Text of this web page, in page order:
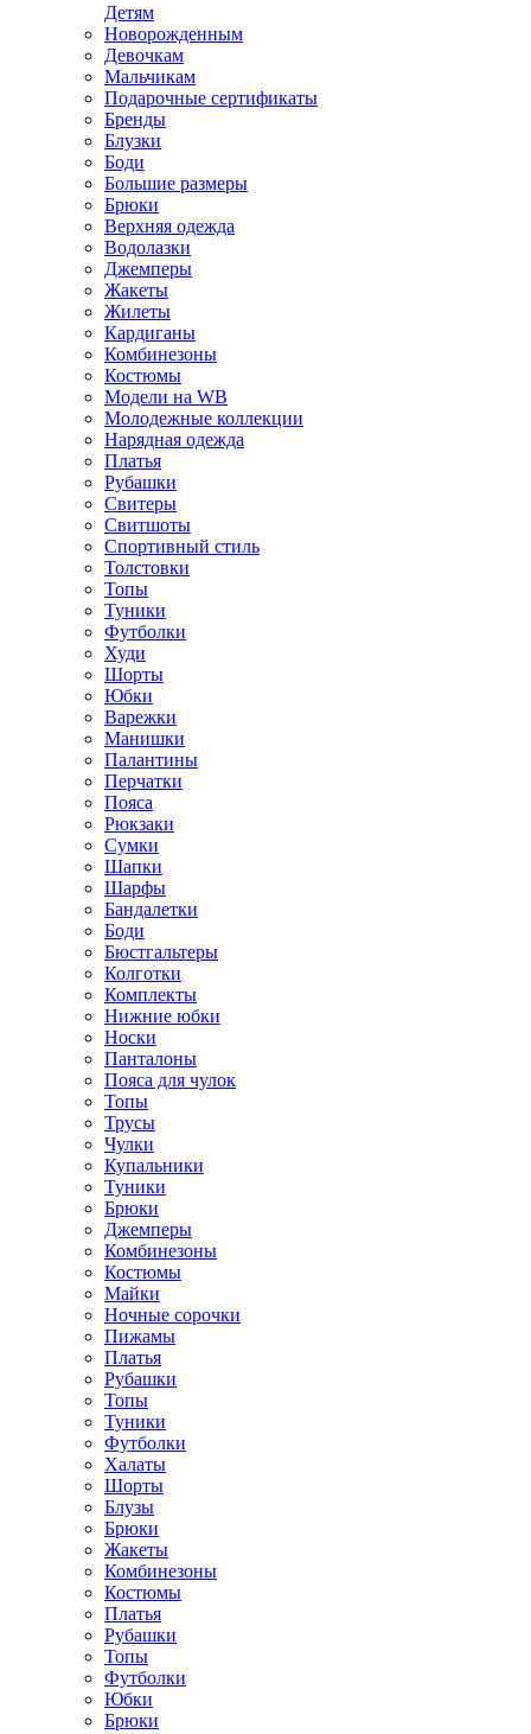
Детям
Новорожденным
Девочкам
Мальчикам
Подарочные сертификаты
Бренды
Блузки
Боди
Большие размеры
Брюки
Верхняя одежда
Водолазки
Джемперы
Жакеты
Жилеты
Кардиганы
Комбинезоны
Костюмы
Модели на WB
Молодежные коллекции
Нарядная одежда
Платья
Рубашки
Свитеры
Свитшоты
Спортивный стиль
Толстовки
Топы
Туники
Футболки
Худи
Шорты
Юбки
Варежки
Манишки
Палантины
Перчатки
Пояса
Рюкзаки
Сумки
Шапки
Шарфы
Бандалетки
Боди
Бюстгальтеры
Колготки
Комплекты
Нижние юбки
Носки
Панталоны
Поясa для чулок
Топы
Трусы
Чулки
Купальники
Туники
Брюки
Джемперы
Комбинезоны
Костюмы
Майки
Ночные сорочки
Пижамы
Платья
Рубашки
Топы
Туники
Футболки
Халаты
Шорты
Блузы
Брюки
Жакеты
Комбинезоны
Костюмы
Платья
Рубашки
Топы
Футболки
Юбки
Брюки